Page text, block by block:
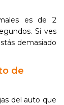
es de 2
Si ves
demasiado
de
del auto que